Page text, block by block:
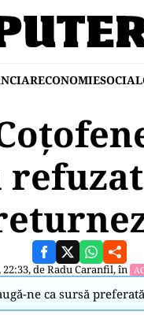
ECONOMIESOCIAL
deRadu Caranfil, în
ne ca sursă